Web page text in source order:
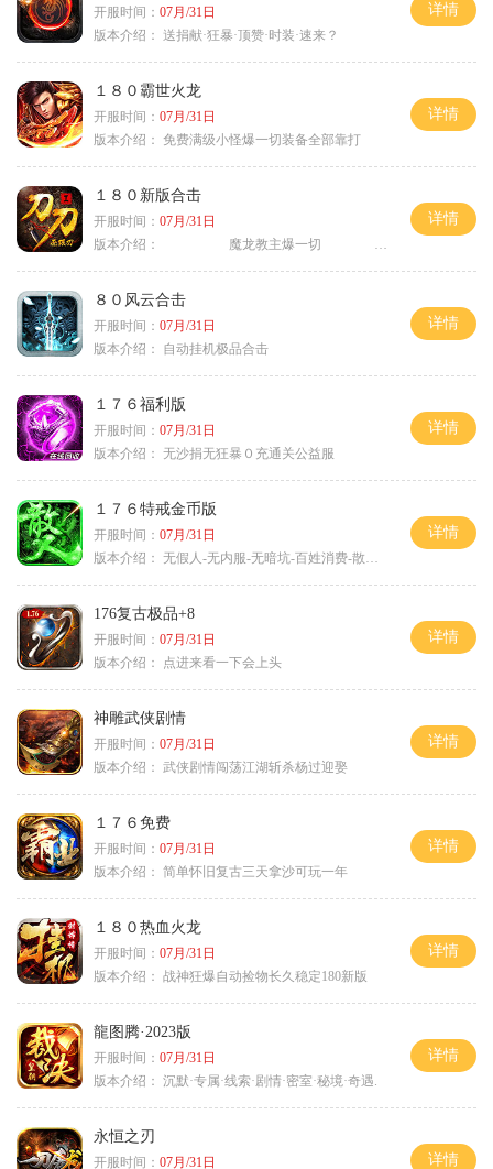
开服时间： 07月/31日
版本介绍： 送捐献·狂暴·顶赞·时装·速来？
详情
１８０霸世火龙
开服时间： 07月/31日
版本介绍： 免费满级小怪爆一切装备全部靠打
详情
１８０新版合击
开服时间： 07月/31日
版本介绍：
魔龙教主爆一切 〕
详情
８０风云合击
开服时间： 07月/31日
版本介绍：
自动挂机极品合击
详情
１７６福利版
开服时间： 07月/31日
版本介绍： 无沙捐无狂暴０充通关公益服
详情
１７６特戒金币版
开服时间： 07月/31日
版本介绍： 无假人-无内服-无暗坑-百姓消费-散人首选
详情
176复古极品+8
开服时间： 07月/31日
版本介绍：
点进来看一下会上头
详情
神雕武侠剧情
开服时间： 07月/31日
版本介绍： 武侠剧情闯荡江湖斩杀杨过迎娶
详情
１７６免费
开服时间： 07月/31日
版本介绍： 简单怀旧复古三天拿沙可玩一年
详情
１８０热血火龙
开服时间： 07月/31日
版本介绍： 战神狂爆自动捡物长久稳定180新版
详情
龍图腾·2023版
开服时间： 07月/31日
版本介绍： 沉默·专属·线索·剧情·密室·秘境·奇遇.
详情
永恒之刃
开服时间： 07月/31日 详情